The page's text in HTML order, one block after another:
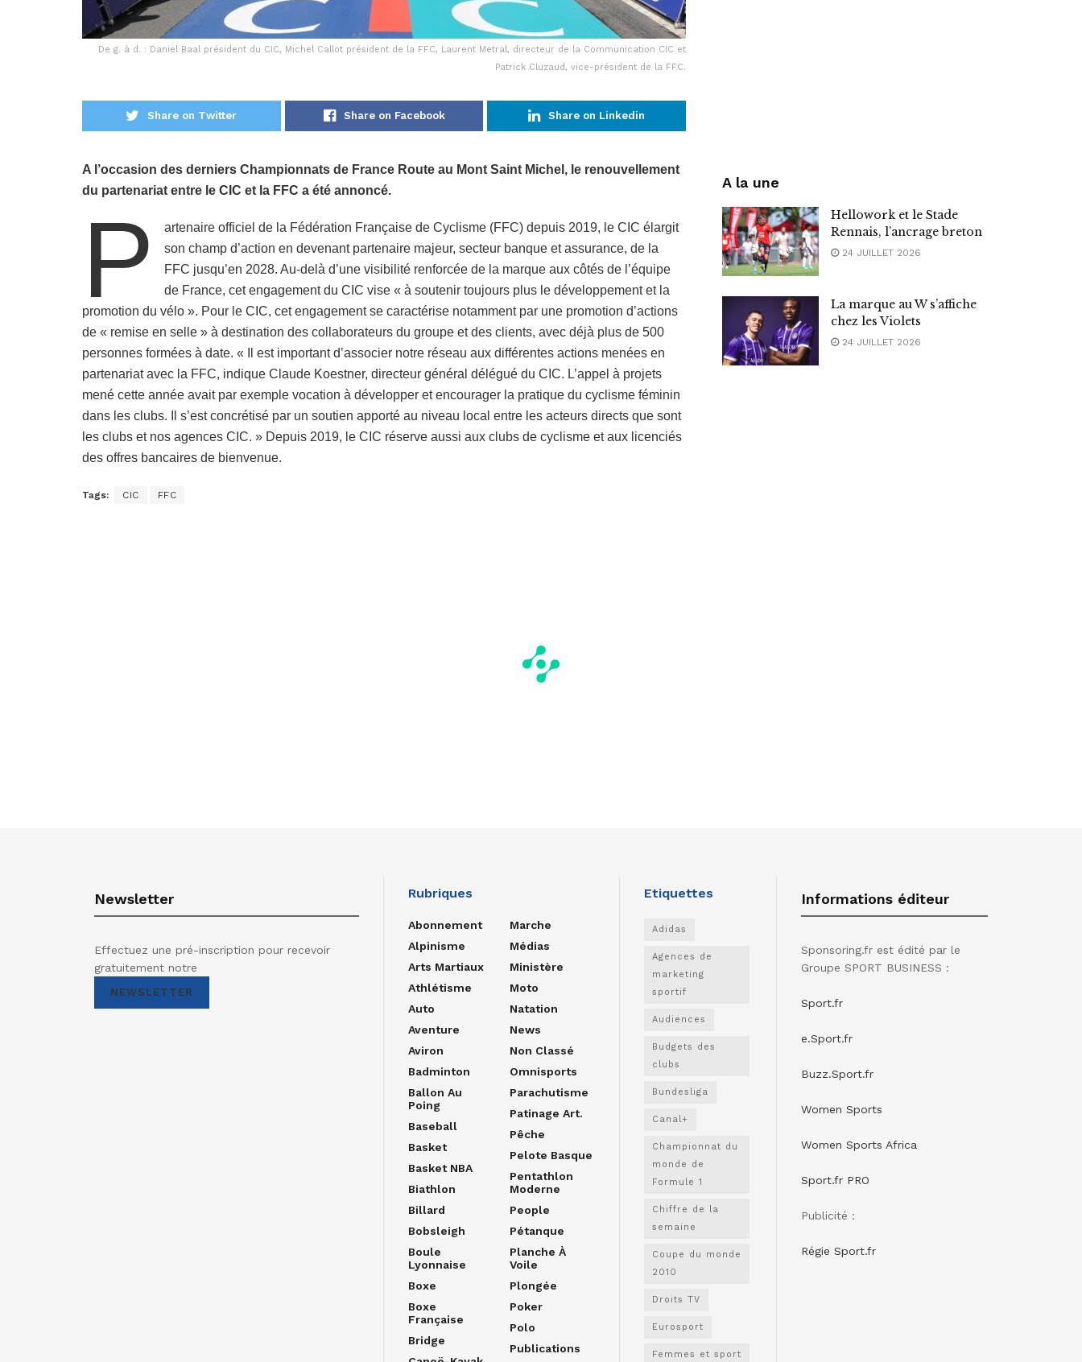
De g. à d. : Daniel Baal président du CIC, Michel Callot président de la FFC, Laurent Metral, directeur de la Communication CIC et
Patrick Cluzaud, vice-président de la FFC.
Share on Twitter Share on Facebook Share on Linkedin
A l’occasion des derniers Championnats de France Route au Mont Saint Michel, le renouvellement
du partenariat entre le CIC et la FFC a été annoncé.
P
artenaire officiel de la Fédération Française de Cyclisme (FFC) depuis 2019, le CIC élargit
son champ d’action en devenant partenaire majeur, secteur banque et assurance, de la
FFC jusqu’en 2028. Au-delà d’une visibilité renforcée de la marque aux côtés de l’équipe
de France, cet engagement du CIC vise « à soutenir toujours plus le développement et la
promotion du vélo ». Pour le CIC, cet engagement se caractérise notamment par une promotion d’actions
de « remise en selle » à destination des collaborateurs du groupe et des clients, avec déjà plus de 500
personnes formées à date. « Il est important d’associer notre réseau aux différentes actions menées en
partenariat avec la FFC, indique Claude Koestner, directeur général délégué du CIC. L’appel à projets
mené cette année avait par exemple vocation à développer et encourager la pratique du cyclisme féminin
dans les clubs. Il s’est concrétisé par un soutien apporté au niveau local entre les acteurs directs que sont
les clubs et nos agences CIC. » Depuis 2019, le CIC réserve aussi aux clubs de cyclisme et aux licenciés
des offres bancaires de bienvenue.
Tags: CIC FFC
A la une
Hellowork et le Stade
Rennais, l’ancrage breton
24 JUILLET 2026
La marque au W s’affiche
chez les Violets
24 JUILLET 2026
Newsletter
Effectuez une pré-inscription pour recevoir
gratuitement notre
NEWSLETTER
Rubriques
Abonnement
Alpinisme
Arts Martiaux
Athlétisme
Auto
Aventure
Aviron
Badminton
Ballon Au
Poing
Baseball
Basket
Basket NBA
Biathlon
Billard
Bobsleigh
Boule
Lyonnaise
Boxe
Boxe
Française
Bridge
Marche
Médias
Ministère
Moto
Natation
News
Non Classé
Omnisports
Parachutisme
Patinage Art.
Pêche
Pelote Basque
Pentathlon
Moderne
People
Pétanque
Planche À
Voile
Plongée
Poker
Polo
Publications
Etiquettes
Adidas
Agences de
marketing
sportif
Audiences
Budgets des
clubs
Bundesliga
Canal+
Championnat du
monde de
Formule 1
Chiffre de la
semaine
Coupe du monde
2010
Droits TV
Eurosport
Femmes et sport
Informations éditeur
Sponsoring.fr est édité par le
Groupe SPORT BUSINESS :
Sport.fr
e.Sport.fr
Buzz.Sport.fr
Women Sports
Women Sports Africa
Sport.fr PRO
Publicité :
Régie Sport.fr